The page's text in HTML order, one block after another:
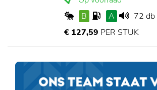
B
A
72 db
€ 127,59 PER STUK